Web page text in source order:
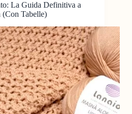
La Guida Definitiva a
(Con Tabelle)